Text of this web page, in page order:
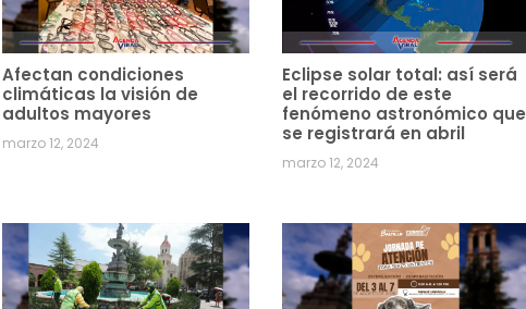
Afectan condiciones
climáticas la visión de
adultos mayores
marzo 12, 2024
Eclipse solar total: así será
el recorrido de este
fenómeno astronómico que
se registrará en abril
marzo 12, 2024